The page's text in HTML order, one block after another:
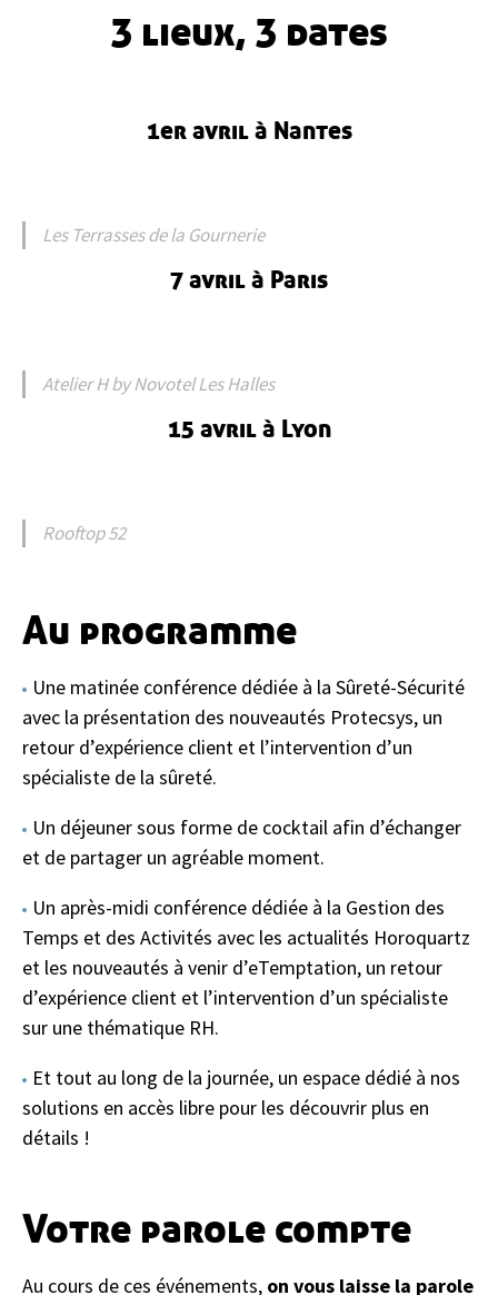
3 lieux, 3 dates
1er avril à Nantes
Les Terrasses de la Gournerie
7 avril à Paris
Atelier H by Novotel Les Halles
15 avril à Lyon
Rooftop 52
Au programme
Une matinée conférence dédiée à la Sûreté-Sécurité
avec la présentation des nouveautés Protecsys, un
retour d’expérience client et l’intervention d’un
spécialiste de la sûreté.
Un déjeuner sous forme de cocktail afin d’échanger
et de partager un agréable moment.
Un après-midi conférence dédiée à la Gestion des
Temps et des Activités avec les actualités Horoquartz
et les nouveautés à venir d’eTemptation, un retour
d’expérience client et l’intervention d’un spécialiste
sur une thématique RH.
Et tout au long de la journée, un espace dédié à nos
solutions en accès libre pour les découvrir plus en
détails !
Votre parole compte
Au cours de ces événements, on vous laisse la parole